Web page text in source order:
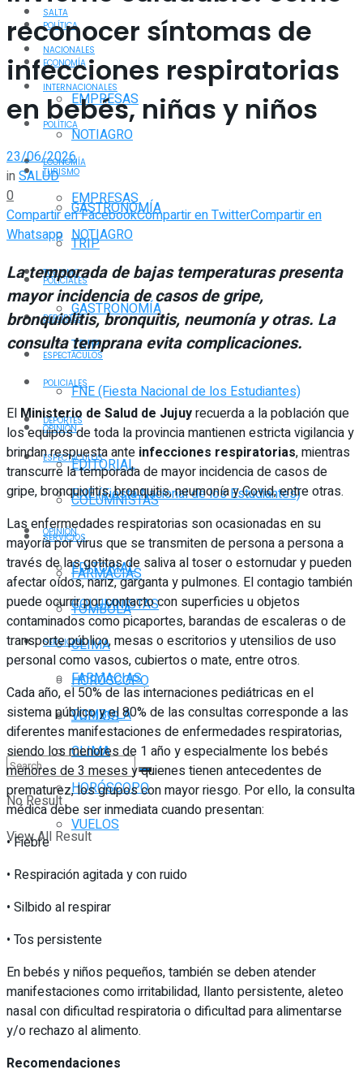
POLÍTICA
ECONOMÍA
EMPRESAS
NOTIAGRO
TURISMO
GASTRONOMÍA
TRIP
POLICIALES
DEPORTES
ESPECTÁCULOS
FNE (Fiesta Nacional de los Estudiantes)
OPINIÓN
EDITORIAL
COLUMNISTAS
SERVICIOS
FARMACIAS
TOMBOLA
CLIMA
HORÓSCOPO
VUELOS
No Result
View All Result
SALTA
NACIONALES
INTERNACIONALES
POLÍTICA
ECONOMÍA
EMPRESAS
NOTIAGRO
TURISMO
GASTRONOMÍA
TRIP
POLICIALES
DEPORTES
ESPECTÁCULOS
FNE (Fiesta Nacional de los Estudiantes)
OPINIÓN
EDITORIAL
COLUMNISTAS
SERVICIOS
FARMACIAS
TOMBOLA
CLIMA
HORÓSCOPO
VUELOS
reconocer síntomas de
infecciones respiratorias
en bebés, niñas y niños
23/06/2026
inSALUD
0
Compartir en FacebookCompartir en TwitterCompartir en
Whatsapp
La temporada de bajas temperaturas presenta
mayor incidencia de casos de gripe,
bronquiolitis, bronquitis, neumonía y otras. La
consulta temprana evita complicaciones.
El Ministerio de Salud de Jujuyrecuerda a la población que
los equipos de toda la provincia mantienen estricta vigilancia y
brindan respuesta ante infecciones respiratorias, mientras
transcurre la temporada de mayor incidencia de casos de
gripe, bronquiolitis, bronquitis, neumonía y Covid, entre otras.
Las enfermedades respiratorias son ocasionadas en su
mayoría por virus que se transmiten de persona a persona a
través de las gotitas de saliva al toser o estornudar y pueden
afectar oídos, nariz, garganta y pulmones. El contagio también
puede ocurrir por contacto con superficies u objetos
contaminados como picaportes, barandas de escaleras o de
transporte público, mesas o escritorios y utensilios de uso
personal como vasos, cubiertos o mate, entre otros.
Cada año, el 50% de las internaciones pediátricas en el
sistema público y el 80% de las consultas corresponde a las
diferentes manifestaciones de enfermedades respiratorias,
siendo los menores de 1 año y especialmente los bebés
menores de 3 meses y quienes tienen antecedentes de
prematurez, los grupos con mayor riesgo. Por ello, la consulta
médica debe ser inmediata cuando presentan:
• Fiebre
• Respiración agitada y con ruido
• Silbido al respirar
• Tos persistente
En bebés y niños pequeños, también se deben atender
manifestaciones como irritabilidad, llanto persistente, aleteo
nasal con dificultad respiratoria o dificultad para alimentarse
y/o rechazo al alimento.
Recomendaciones